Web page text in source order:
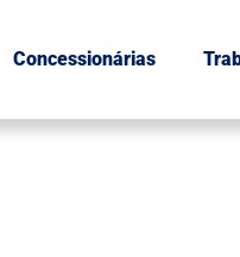
Concessionárias